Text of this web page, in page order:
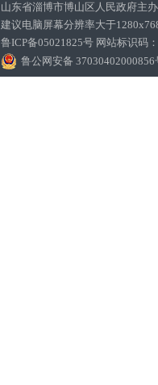
山东省淄博市博山区人民政府
建议电脑屏幕分辨率大于
鲁ICP备05021825号 网站标识码
鲁公网安备 37030402000856